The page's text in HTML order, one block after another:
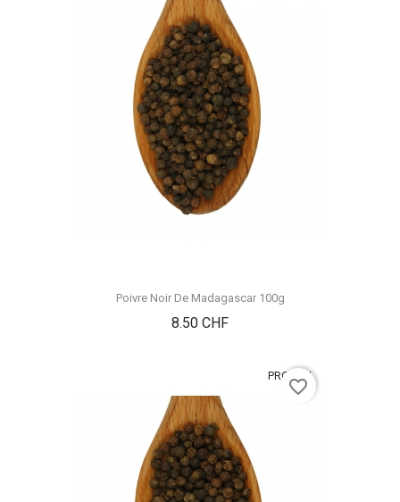
Poivre Noir De Madagascar 100g
8.50 CHFPrix
PROMO !
favorite_border